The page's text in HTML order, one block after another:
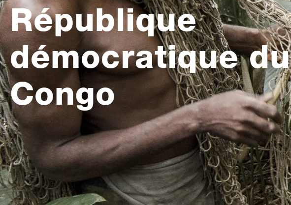
République
démocratique du
Congo